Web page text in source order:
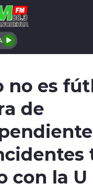
ir directamente al
no es
de
con la U